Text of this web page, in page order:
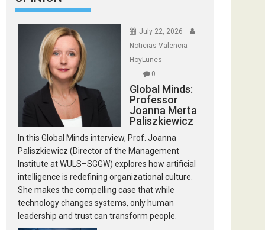
July 22, 2026
Noticias Valencia -
HoyLunes
0
Global Minds:
Professor
Joanna Merta
Paliszkiewicz
In this Global Minds interview, Prof. Joanna
Paliszkiewicz (Director of the Management
Institute at WULS–SGGW) explores how artificial
intelligence is redefining organizational culture.
She makes the compelling case that while
technology changes systems, only human
leadership and trust can transform people.